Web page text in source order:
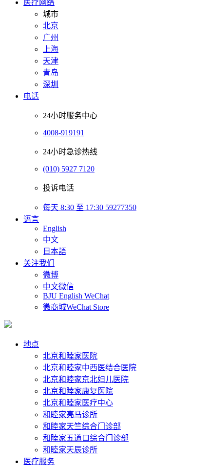
医疗网络
城市
北京
广州
上海
天津
青岛
深圳
电话
24小时服务中心
4008-919191
24小时急诊热线
(010) 5927 7120
投诉电话
每天 8:30 至 17:30 59277350
语言
English
中文
日本語
关注我们
微博
中文微信
BJU English WeChat
微商城WeChat Store
地点
北京和睦家医院
北京和睦家中西医结合医院
北京和睦家京北妇儿医院
北京和睦家康复医院
北京和睦家医疗中心
和睦家亮马诊所
和睦家天竺综合门诊部
和睦家五道口综合门诊部
和睦家天辰诊所
医疗服务